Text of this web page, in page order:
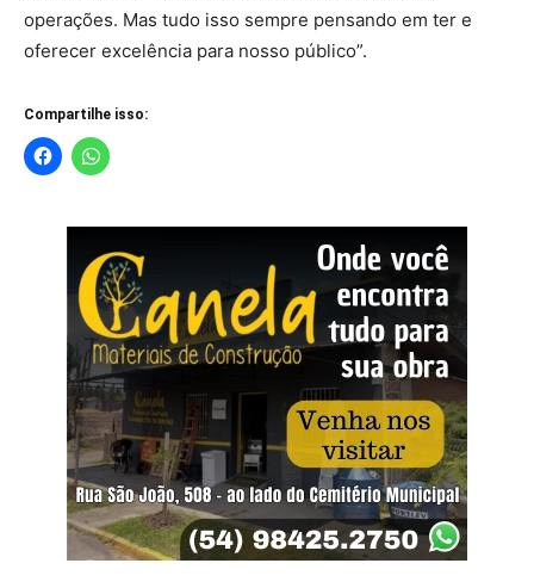
operações. Mas tudo isso sempre pensando em ter e
oferecer excelência para nosso público”.
Compartilhe isso: